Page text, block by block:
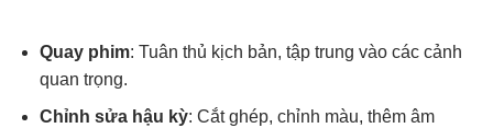
Quay phim: Tuân thủ kịch bản, tập trung vào các cảnh
quan trọng.
Chỉnh sửa hậu kỳ: Cắt ghép, chỉnh màu, thêm âm